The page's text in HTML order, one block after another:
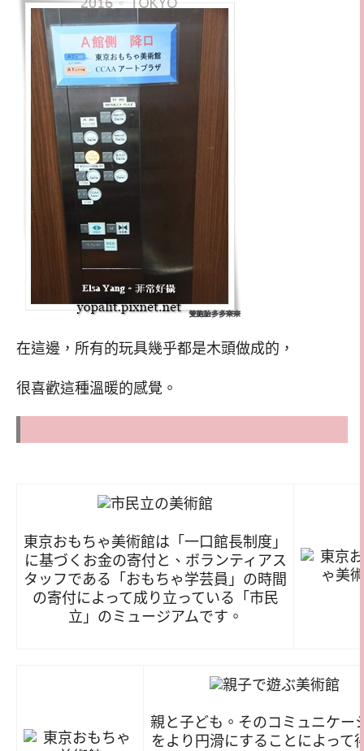
在這邊，所有的玩具幾乎都是木頭做成的，
很喜歡這種溫暖的感覺。
東京おもちゃ美術館は「一口館長制度」
に基づくお金の寄付と、ボランティアス
タッフである「おもちゃ学芸員」の時間
の寄付によって成り立っている「市民
立」のミュージアムです。
親と子ども。そのコミュニケー
をより円滑にすることによって